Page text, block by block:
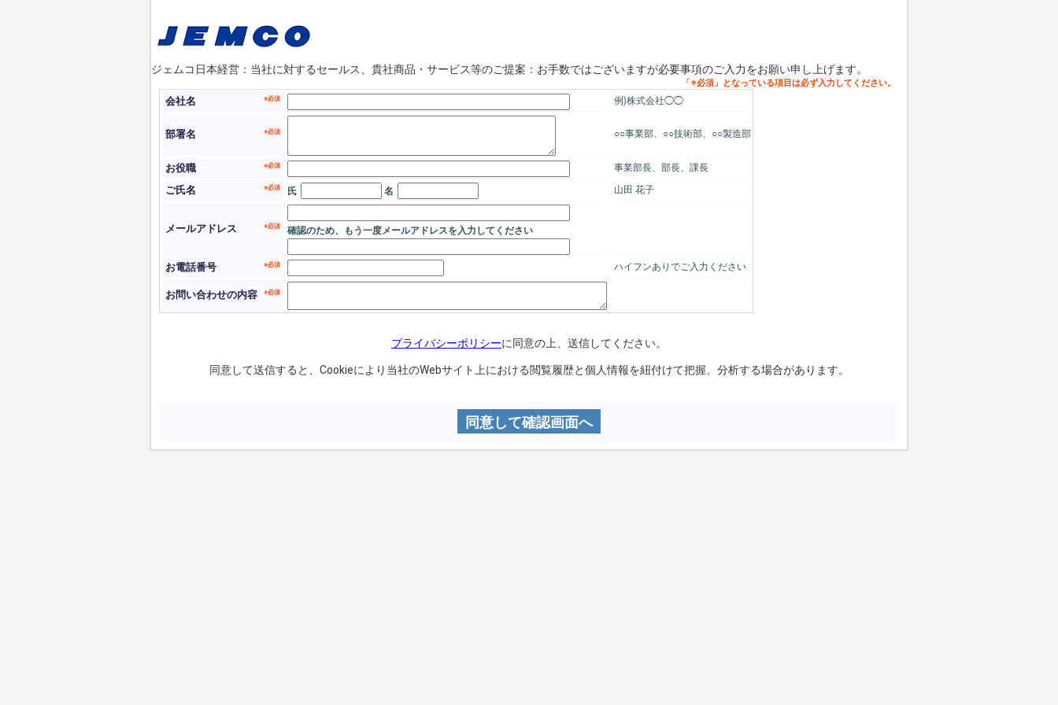
ジェムコ日本経営：当社に対するセールス、貴社商品・サービス等のご提案：お手数ではございますが必要事項のご入力をお願い申し上げます。
会社名 例)株式会社◯◯
部署名 ○○事業部、○○技術部、○○製造部
お役職 事業部長、部長、課長
ご氏名 氏 名 山田 花子
メールアドレス
お電話番号 ハイフンありでご入力ください
お問い合わせの内容
プライバシーポリシーに同意の上、送信してください。
同意して送信すると、Cookieにより当社のWebサイト上における閲覧履歴と個人情報を紐付けて把握、分析する場合があります。